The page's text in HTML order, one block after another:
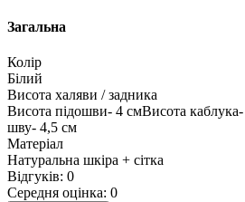
Загальна
Колір
Білий
Висота халяви / задника
Висота підошви- 4 смВисота
шву- 4,5 см
Матеріал
Натуральна шкіра + сітка
Відгуків: 0
Середня оцінка: 0